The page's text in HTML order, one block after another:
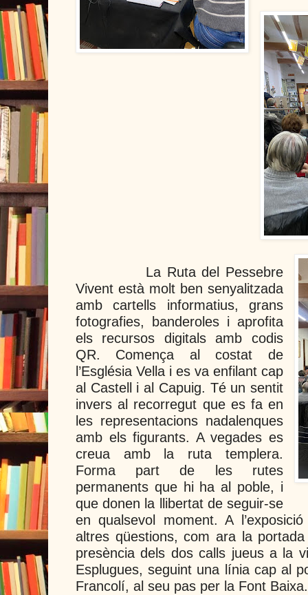
La Ruta del Pessebre
Vivent està molt ben senyalitzada
amb cartells informatius, grans
fotografies, banderoles i aprofita
els recursos digitals amb codis
QR. Comença al costat de
l’Església Vella i es va enfilant cap
al Castell i al Capuig. Té un sentit
invers al recorregut que es fa en
les representacions nadalenques
amb els figurants. A vegades es
creua amb la ruta templera.
Forma part de les rutes
permanents que hi ha al poble, i
que donen la llibertat de seguir-se
en qualsevol moment. A
altres qüestions, com ara la
presència dels dos calls jueus a la
Esplugues, seguint una línia cap al
Francolí, al seu pas per la Font Baixa.